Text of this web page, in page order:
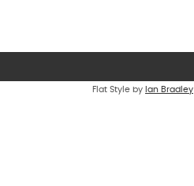
Flat Style by Ian Bradley